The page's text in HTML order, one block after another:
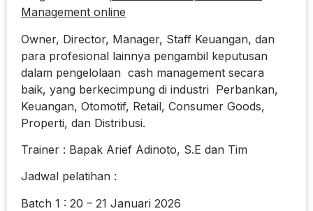
Management online
Owner, Director, Manager, Staff Keuangan, dan
para profesional lainnya pengambil keputusan
dalam pengelolaan cash management secara
baik, yang berkecimpung di industri Perbankan,
Keuangan, Otomotif, Retail, Consumer Goods,
Properti, dan Distribusi.
Trainer : Bapak Arief Adinoto, S.E dan Tim
Jadwal pelatihan :
Batch 1 : 20 – 21 Januari 2026